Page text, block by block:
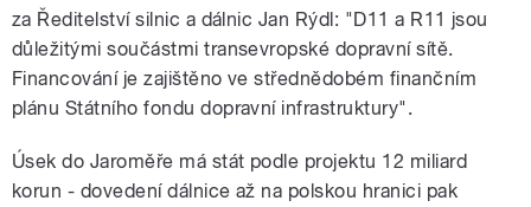
za Ředitelství silnic a dálnic Jan Rýdl: "D11 a R11 jsou
důležitými součástmi transevropské dopravní sítě.
Financování je zajištěno ve střednědobém finančním
plánu Státního fondu dopravní infrastruktury".
Úsek do Jaroměře má stát podle projektu 12 miliard
korun - dovedení dálnice až na polskou hranici pak